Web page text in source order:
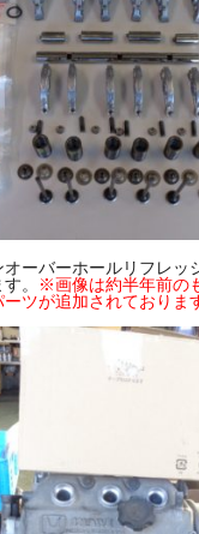
オーバーホールリフレッ
。
※画像は約半年前の
ツが追加されておりま